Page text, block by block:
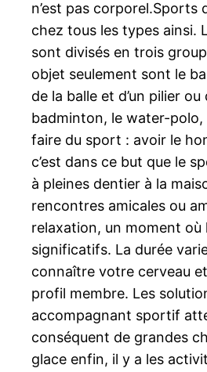
n’est pas
chez tous les types ainsi.
sont divisés en trois
objet seulement sont le
de la balle et d’un pilier
badminton, le water-
faire du sport : avoir le
c’est dans ce but que le
à pleines dentier à la
rencontres amicales ou
relaxation, un moment où
significatifs. La durée
connaître votre cerveau
profil membre. Les
accompagnant sportif
conséquent de grandes
glace enfin, il y a les